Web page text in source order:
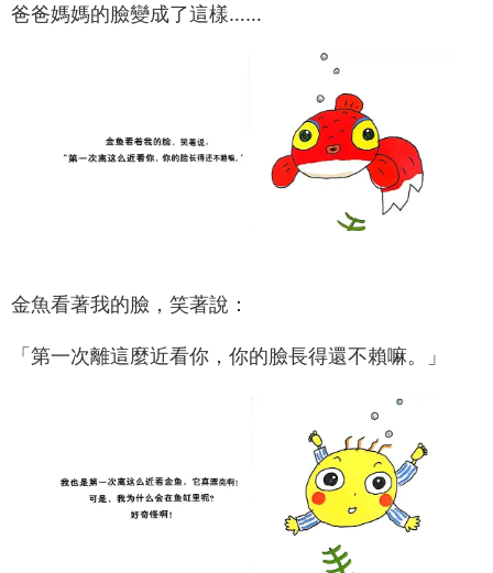
爸爸媽媽的臉變成了這樣……
金魚看著我的臉，笑著說：
「第一次離這麼近看你，你的臉長得還不賴嘛。」